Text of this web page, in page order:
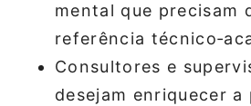
mental que precisam
referência
Consultores e
desejam enriquecer